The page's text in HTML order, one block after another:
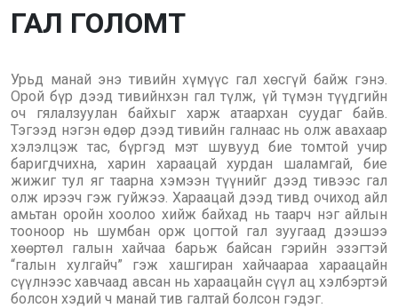
ГАЛ ГОЛОМТ
Урьд манай энэ тивийн хүмүүс гал хөсгүй байж гэнэ.
Орой бүр дээд тивийнхэн гал түлж, үй түмэн түүдгийн
оч гялалзуулан байхыг харж атаархан суудаг байв.
Тэгээд нэгэн өдөр дээд тивийн галнаас нь олж авахаар
хэлэлцэж тас, бүргэд мэт шувууд бие томтой учир
баригдчихна, харин хараацай хурдан шаламгай, бие
жижиг тул яг таарна хэмээн түүнийг дээд тивээс гал
олж ирээч гэж гуйжээ. Хараацай дээд тивд очиход айл
амьтан оройн хоолоо хийж байхад нь таарч нэг айлын
тооноор нь шумбан орж цогтой гал зуугаад дээшээ
хөөртөл галын хайчаа барьж байсан гэрийн эзэгтэй
“галын хулгайч” гэж хашгиран хайчаараа хараацайн
сүүлнээс хавчаад авсан нь хараацайн сүүл ац хэлбэртэй
болсон хэдий ч манай тив галтай болсон гэдэг.